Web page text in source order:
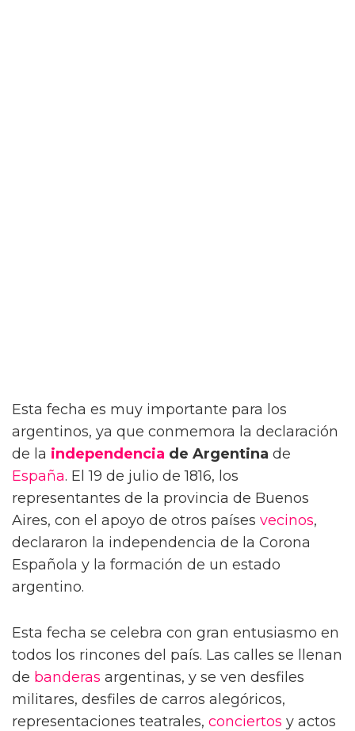
Esta fecha es muy importante para los
argentinos, ya que conmemora la declaración
de la independencia de Argentina de
España. El 19 de julio de 1816, los
representantes de la provincia de Buenos
Aires, con el apoyo de otros países vecinos,
declararon la independencia de la Corona
Española y la formación de un estado
argentino.
Esta fecha se celebra con gran entusiasmo en
todos los rincones del país. Las calles se llenan
de banderas argentinas, y se ven desfiles
militares, desfiles de carros alegóricos,
representaciones teatrales, conciertos y actos